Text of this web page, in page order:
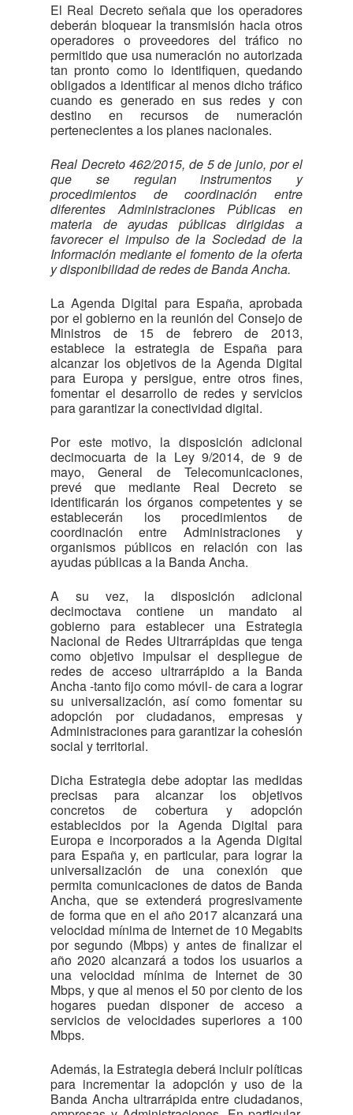
El Real Decreto señala que los operadores
deberán bloquear la transmisión hacia otros
operadores o proveedores del tráfico no
permitido que usa numeración no autorizada
tan pronto como lo identifiquen, quedando
obligados a identificar al menos dicho tráfico
cuando es generado en sus redes y con
destino en recursos de numeración
pertenecientes a los planes nacionales.
Real Decreto 462/2015, de 5 de junio, por el
que se regulan instrumentos y
procedimientos de coordinación entre
diferentes Administraciones Públicas en
materia de ayudas públicas dirigidas a
favorecer el impulso de la Sociedad de la
Información mediante el fomento de la oferta
y disponibilidad de redes de Banda Ancha.
La Agenda Digital para España, aprobada
por el gobierno en la reunión del Consejo de
Ministros de 15 de febrero de 2013,
establece la estrategia de España para
alcanzar los objetivos de la Agenda Digital
para Europa y persigue, entre otros fines,
fomentar el desarrollo de redes y servicios
para garantizar la conectividad digital.
Por este motivo, la disposición adicional
decimocuarta de la Ley 9/2014, de 9 de
mayo, General de Telecomunicaciones,
prevé que mediante Real Decreto se
identificarán los órganos competentes y se
establecerán los procedimientos de
coordinación entre Administraciones y
organismos públicos en relación con las
ayudas públicas a la Banda Ancha.
A su vez, la disposición adicional
decimoctava contiene un mandato al
gobierno para establecer una Estrategia
Nacional de Redes Ultrarrápidas que tenga
como objetivo impulsar el despliegue de
redes de acceso ultrarrápido a la Banda
Ancha -tanto fijo como móvil- de cara a lograr
su universalización, así como fomentar su
adopción por ciudadanos, empresas y
Administraciones para garantizar la cohesión
social y territorial.
Dicha Estrategia debe adoptar las medidas
precisas para alcanzar los objetivos
concretos de cobertura y adopción
establecidos por la Agenda Digital para
Europa e incorporados a la Agenda Digital
para España y, en particular, para lograr la
universalización de una conexión que
permita comunicaciones de datos de Banda
Ancha, que se extenderá progresivamente
de forma que en el año 2017 alcanzará una
velocidad mínima de Internet de 10 Megabits
por segundo (Mbps) y antes de finalizar el
año 2020 alcanzará a todos los usuarios a
una velocidad mínima de Internet de 30
Mbps, y que al menos el 50 por ciento de los
hogares puedan disponer de acceso a
servicios de velocidades superiores a 100
Mbps.
Además, la Estrategia deberá incluir políticas
para incrementar la adopción y uso de la
Banda Ancha ultrarrápida entre ciudadanos,